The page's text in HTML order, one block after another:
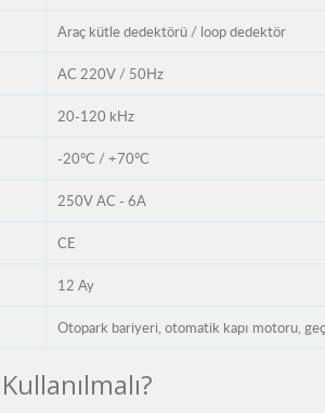
Araç kütle dedektörü / loop dedektör
AC 220V / 50Hz
20-120 kHz
-20°C / +70°C
250V AC - 6A
CE
12 Ay
Otopark bariyeri, otomatik kapı motoru,